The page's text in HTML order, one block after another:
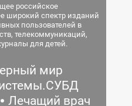
российское
широкий спектр изданий
пользователей в
телекоммуникаций,
для детей.
мир
Лечащий врач